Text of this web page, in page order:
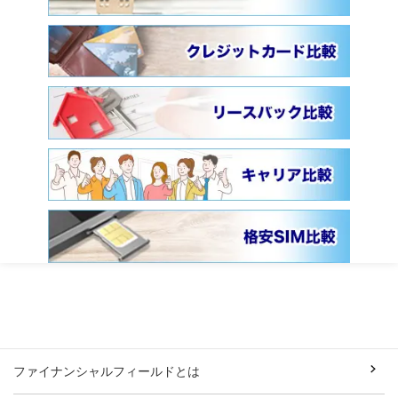
ファイナンシャルフィールドとは